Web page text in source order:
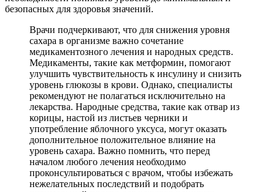
безопасных для здоровья значений.
Врачи подчеркивают, что для снижения уровня
сахара в организме важно сочетание
медикаментозного лечения и народных средств.
Медикаменты, такие как метформин, помогают
улучшить чувствительность к инсулину и снизить
уровень глюкозы в крови. Однако, специалисты
рекомендуют не полагаться исключительно на
лекарства. Народные средства, такие как отвар из
корицы, настой из листьев черники и
употребление яблочного уксуса, могут оказать
дополнительное положительное влияние на
уровень сахара. Важно помнить, что перед
началом любого лечения необходимо
проконсультироваться с врачом, чтобы избежать
нежелательных последствий и подобрать